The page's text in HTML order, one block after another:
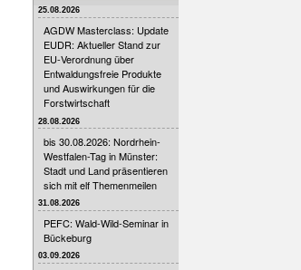
25.08.2026
AGDW Masterclass: Update
EUDR: Aktueller Stand zur
EU-Verordnung über
Entwaldungsfreie Produkte
und Auswirkungen für die
Forstwirtschaft
28.08.2026
bis 30.08.2026: Nordrhein-
Westfalen-Tag in Münster:
Stadt und Land präsentieren
sich mit elf Themenmeilen
31.08.2026
PEFC: Wald-Wild-Seminar in
Bückeburg
03.09.2026